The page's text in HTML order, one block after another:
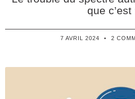
que c’est
7 AVRIL 2024 2